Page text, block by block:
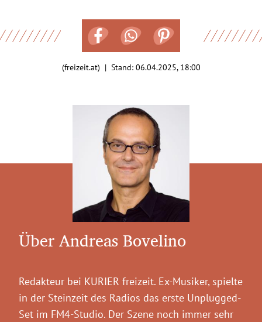
(freizeit.at) | Stand: 06.04.2025, 18:00
Über Andreas Bovelino
Redakteur bei KURIER freizeit. Ex-Musiker, spielte
in der Steinzeit des Radios das erste Unplugged-
Set im FM4-Studio. Der Szene noch immer sehr